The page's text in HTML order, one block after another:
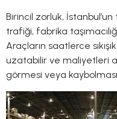
Birincil zorluk,
trafiği, fabrika
Araçların saatlerce
uzatabilir ve maliyetleri
görmesi veya